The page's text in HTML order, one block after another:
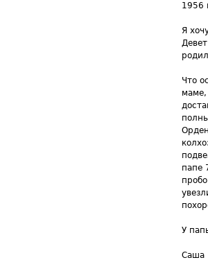
1956
Я
Что
папе
У
Саша